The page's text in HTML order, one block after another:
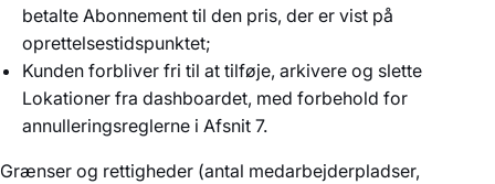
betalte Abonnement til den pris, der er vist på
oprettelsestidspunktet;
Kunden forbliver fri til at tilføje, arkivere og slette
Lokationer fra dashboardet, med forbehold for
annulleringsreglerne i Afsnit 7.
Grænser og rettigheder (antal medarbejderpladser,